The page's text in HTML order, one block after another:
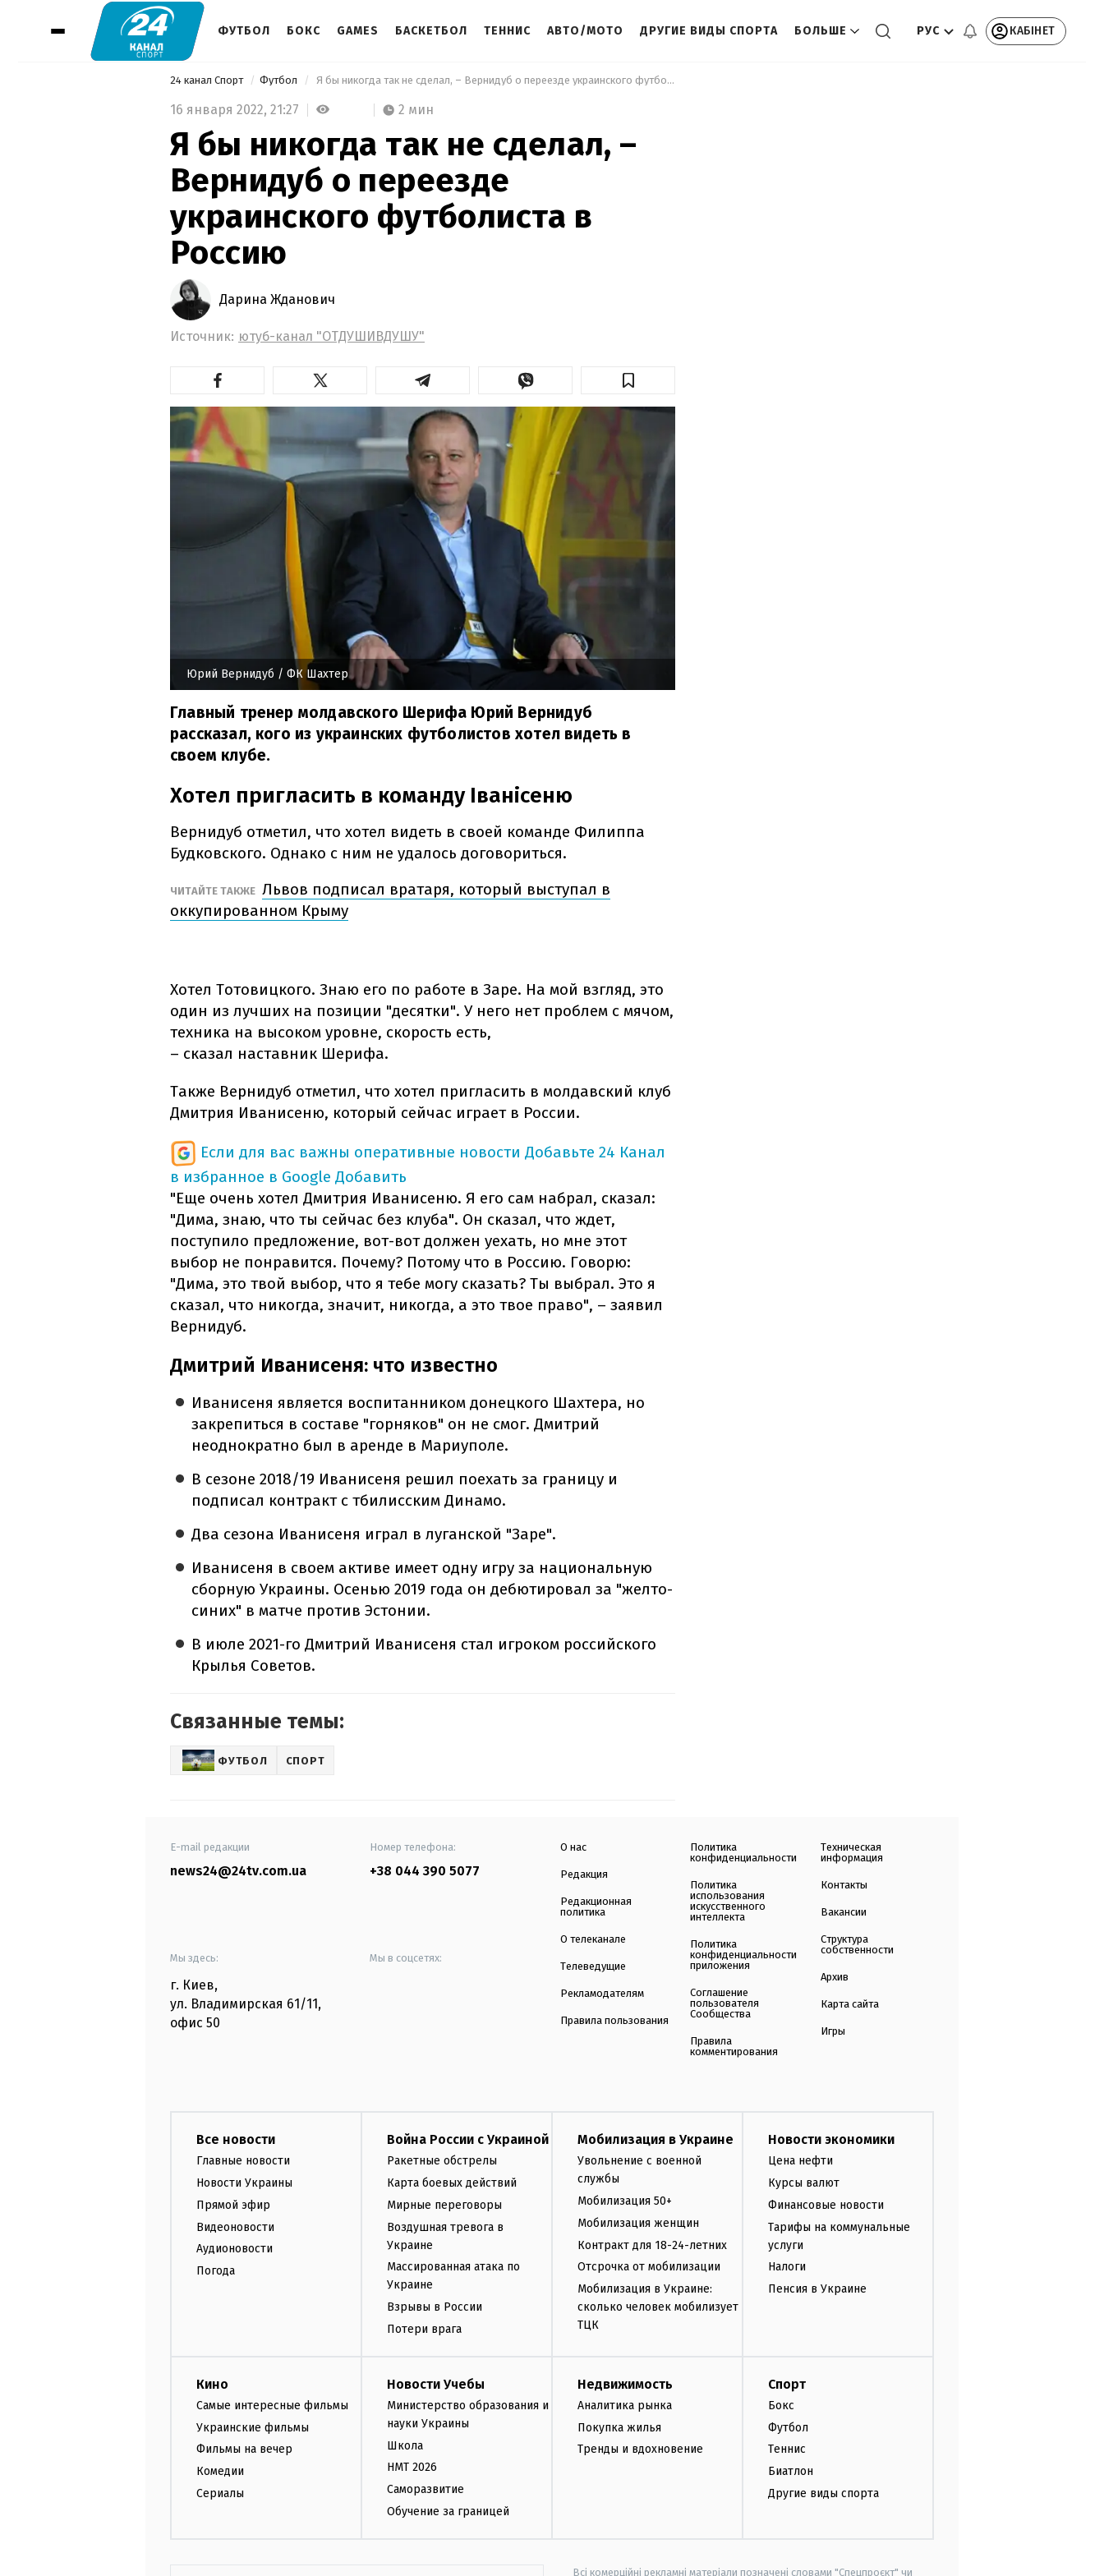
ФУТБОЛ БОКС GAMES БАСКЕТБОЛ ТЕННИС АВТО/МОТО ДРУГИЕ ВИДЫ СПОРТА БОЛЬШЕ РУС КАБІНЕТ
24 канал Спорт Футбол Я бы никогда так не сделал, – Вернидуб о переезде украинского футболиста в Россию
16 января 2022, 21:27 2 мин
Я бы никогда так не сделал, –
Вернидуб о переезде
украинского футболиста в
Россию
Дарина Жданович
Источник: ютуб-канал "ОТДУШИВДУШУ"
Юрий Вернидуб / ФК Шахтер
Главный тренер молдавского Шерифа Юрий Вернидуб
рассказал, кого из украинских футболистов хотел видеть в
своем клубе.
Хотел пригласить в команду Іванісеню
Вернидуб отметил, что хотел видеть в своей команде Филиппа
Будковского. Однако с ним не удалось договориться.
ЧИТАЙТЕ ТАКЖЕ Львов подписал вратаря, который выступал в
оккупированном Крыму
Хотел Тотовицкого. Знаю его по работе в Заре. На мой взгляд, это
один из лучших на позиции "десятки". У него нет проблем с мячом,
техника на высоком уровне, скорость есть,
– сказал наставник Шерифа.
Также Вернидуб отметил, что хотел пригласить в молдавский клуб
Дмитрия Иванисеню, который сейчас играет в России.
Если для вас важны оперативные новости Добавьте 24 Канал
в избранное в Google Добавить
"Еще очень хотел Дмитрия Иванисеню. Я его сам набрал, сказал:
"Дима, знаю, что ты сейчас без клуба". Он сказал, что ждет,
поступило предложение, вот-вот должен уехать, но мне этот
выбор не понравится. Почему? Потому что в Россию. Говорю:
"Дима, это твой выбор, что я тебе могу сказать? Ты выбрал. Это я
сказал, что никогда, значит, никогда, а это твое право", – заявил
Вернидуб.
Дмитрий Иванисеня: что известно
Иванисеня является воспитанником донецкого Шахтера, но
закрепиться в составе "горняков" он не смог. Дмитрий
неоднократно был в аренде в Мариуполе.
В сезоне 2018/19 Иванисеня решил поехать за границу и
подписал контракт с тбилисским Динамо.
Два сезона Иванисеня играл в луганской "Заре".
Иванисеня в своем активе имеет одну игру за национальную
сборную Украины. Осенью 2019 года он дебютировал за "желто-
синих" в матче против Эстонии.
В июле 2021-го Дмитрий Иванисеня стал игроком российского
Крылья Советов.
Связанные темы:
ФУТБОЛ СПОРТ
E-mail редакции
news24@24tv.com.ua
Номер телефона:
+38 044 390 5077
Мы здесь:
г. Киев,
ул. Владимирская 61/11,
офис 50
Мы в соцсетях:
О нас
Редакция
Редакционная
политика
О телеканале
Телеведущие
Рекламодателям
Правила пользования
Политика
конфиденциальности
Политика
использования
искусственного
интеллекта
Политика
конфиденциальности
приложения
Соглашение
пользователя
Сообщества
Правила
комментирования
Техническая
информация
Контакты
Вакансии
Структура
собственности
Архив
Карта сайта
Игры
Все новости
Главные новости
Новости Украины
Прямой эфир
Видеоновости
Аудионовости
Погода
Война России с Украиной
Ракетные обстрелы
Карта боевых действий
Мирные переговоры
Воздушная тревога в
Украине
Массированная атака по
Украине
Взрывы в России
Потери врага
Мобилизация в Украине
Увольнение с военной
службы
Мобилизация 50+
Мобилизация женщин
Контракт для 18-24-летних
Отсрочка от мобилизации
Мобилизация в Украине:
сколько человек мобилизует
ТЦК
Новости экономики
Цена нефти
Курсы валют
Финансовые новости
Тарифы на коммунальные
услуги
Налоги
Пенсия в Украине
Кино
Самые интересные фильмы
Украинские фильмы
Фильмы на вечер
Комедии
Сериалы
Новости Учебы
Министерство образования и
науки Украины
Школа
НМТ 2026
Саморазвитие
Обучение за границей
Недвижимость
Аналитика рынка
Покупка жилья
Тренды и вдохновение
Спорт
Бокс
Футбол
Теннис
Биатлон
Другие виды спорта
Всі комерційні рекламні матеріали позначені словами "Спецпроєкт" чи